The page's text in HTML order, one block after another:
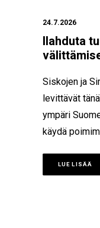
24.7.2026
Ilahduta
Siskojen ja
levittävät
ympäri
käydä
LUE LISÄÄ